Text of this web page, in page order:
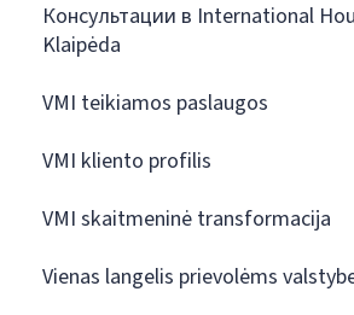
Консультации в International
Klaipėda
VMI teikiamos paslaugos
VMI kliento profilis
VMI skaitmeninė transformacija
Vienas langelis prievolėms